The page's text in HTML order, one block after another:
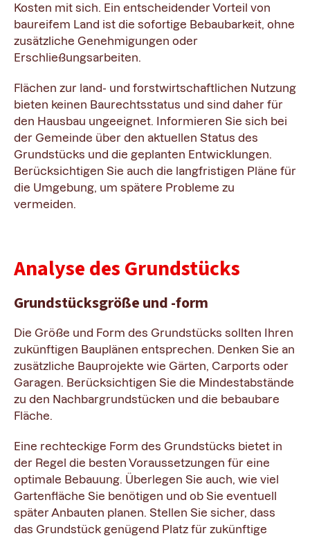
Kosten mit sich. Ein entscheidender Vorteil von
baureifem Land ist die sofortige Bebaubarkeit, ohne
zusätzliche Genehmigungen oder
Erschließungsarbeiten.
Flächen zur land- und forstwirtschaftlichen Nutzung
bieten keinen Baurechtsstatus und sind daher für
den Hausbau ungeeignet. Informieren Sie sich bei
der Gemeinde über den aktuellen Status des
Grundstücks und die geplanten Entwicklungen.
Berücksichtigen Sie auch die langfristigen Pläne für
die Umgebung, um spätere Probleme zu
vermeiden.
Analyse des Grundstücks
Grundstücksgröße und -form
Die Größe und Form des Grundstücks sollten Ihren
zukünftigen Bauplänen entsprechen. Denken Sie an
zusätzliche Bauprojekte wie Gärten, Carports oder
Garagen. Berücksichtigen Sie die Mindestabstände
zu den Nachbargrundstücken und die bebaubare
Fläche.
Eine rechteckige Form des Grundstücks bietet in
der Regel die besten Voraussetzungen für eine
optimale Bebauung. Überlegen Sie auch, wie viel
Gartenfläche Sie benötigen und ob Sie eventuell
später Anbauten planen. Stellen Sie sicher, dass
das Grundstück genügend Platz für zukünftige